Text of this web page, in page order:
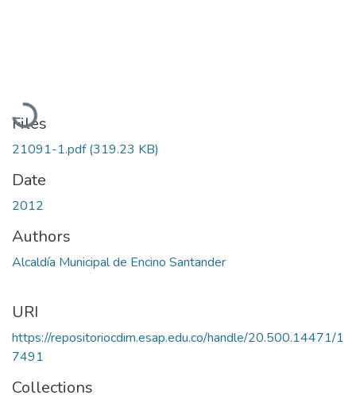
Loading...
Files
21091-1.pdf(319.23 KB)
Date
2012
Authors
Alcaldía Municipal de Encino Santander
URI
https://repositoriocdim.esap.edu.co/handle/20.500.14471/1
7491
Collections